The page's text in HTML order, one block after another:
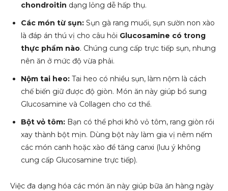
chondroitin dạng lỏng dễ hấp thụ.
Các món từ sụn: Sụn gà rang muối, sụn sườn non xào
là đáp án thú vị cho câu hỏi Glucosamine có trong
thực phẩm nào. Chúng cung cấp trực tiếp sụn, nhưng
nên ăn ở mức độ vừa phải.
Nộm tai heo: Tai heo có nhiều sụn, làm nộm là cách
chế biến giữ được độ giòn. Món ăn này giúp bổ sung
Glucosamine và Collagen cho cơ thể.
Bột vỏ tôm: Bạn có thể phơi khô vỏ tôm, rang giòn rồi
xay thành bột mịn. Dùng bột này làm gia vị nêm nếm
các món canh hoặc xào để tăng canxi (lưu ý không
cung cấp Glucosamine trực tiếp).
Việc đa dạng hóa các món ăn này giúp bữa ăn hàng ngày